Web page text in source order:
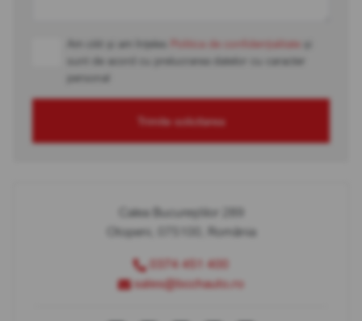
Am citit și am înțeles Politica de confidențialitate
sunt de acord cu prelucrarea datelor cu caracter
personal
Trimite solicitarea
Calea Bucureștilor 289
Otopeni, 075100, România
0374 451 400
sales@bcchauto.ro